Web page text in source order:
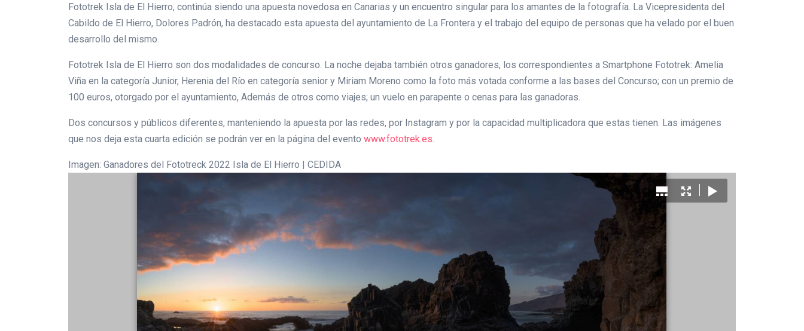
Fototrek Isla de El Hierro, continúa siendo una apuesta novedosa en Canarias y un encuentro singular para los amantes de la fotografía. La Vicepresidenta del
Cabildo de El Hierro, Dolores Padrón, ha destacado esta apuesta del ayuntamiento de La Frontera y el trabajo del equipo de personas que ha velado por el buen
desarrollo del mismo.
Fototrek Isla de El Hierro son dos modalidades de concurso. La noche dejaba también otros ganadores, los correspondientes a Smartphone Fototrek: Amelia
Viña en la categoría Junior, Herenia del Río en categoría senior y Miriam Moreno como la foto más votada conforme a las bases del Concurso; con un premio de
100 euros, otorgado por el ayuntamiento, Además de otros como viajes; un vuelo en parapente o cenas para las ganadoras.
Dos concursos y públicos diferentes, manteniendo la apuesta por las redes, por Instagram y por la capacidad multiplicadora que estas tienen. Las imágenes
que nos deja esta cuarta edición se podrán ver en la página del evento www.fototrek.es.
Imagen: Ganadores del Fototreck 2022 Isla de El Hierro | CEDIDA